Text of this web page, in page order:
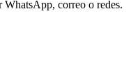
WhatsApp, correo o redes.